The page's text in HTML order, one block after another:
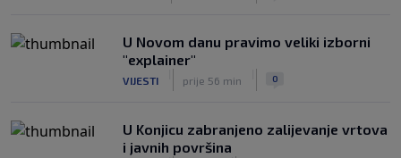
U Novom danu pravimo veliki izborni
"explainer"
VIJESTI prije 56 min 0
U Konjicu zabranjeno zalijevanje vrtova
i javnih površina